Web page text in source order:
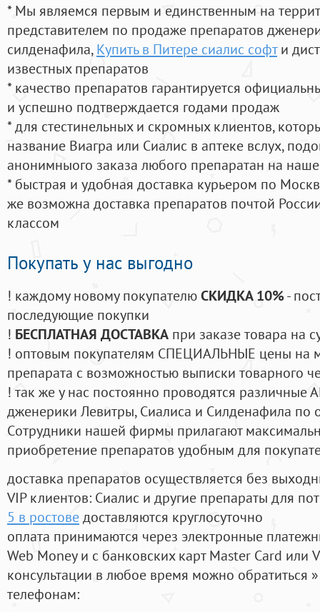
* Мы являемся первым и единственным на
представителем по продаже препаратов
силденафила, Купить в Питере сиалис софти
известных препаратов
* качество препаратов гарантируется
и успешно подтверждается годами продаж
* для стестинельных и скромных клиентов,
название Виагра или Сиалис в аптеке вслух,
анонимныого заказа любого препаратан на
* быстрая и удобная доставка курьером по
же возможна доставка препаратов почтой
классом
Покупать у нас выгодно
! каждому новому покупателюСКИДКА 10%-
последующие покупки
! БЕСПЛАТНАЯ ДОСТАВКА при заказе товара на
! оптовым покупателям СПЕЦИАЛЬНЫЕ цены на
препарата с возможностью выписки товарного
! так же у нас постоянно проводятся
дженерики Левитры, Сиалиса и Силденафила по
Cотрудники нашей фирмы прилагают
приобретение препаратов удобным для
доставка препаратов осуществляется без
VIP клиентов: Сиалис и другие препараты для
5 в ростоведоставляются круглосуточно
оплата принимаются через электронные
Web Money и с банковских карт Master Card или
консультации в любое время можно обратиться
телефонам: